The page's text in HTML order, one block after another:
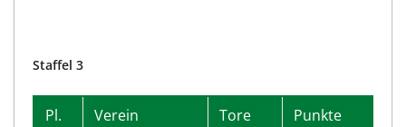
Staffel 3
Pl. Verein Tore
Punkte